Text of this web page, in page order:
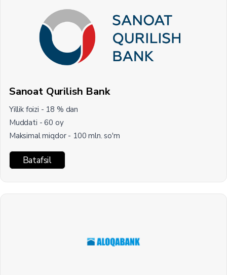
Sanoat Qurilish Bank
Yillik foizi - 18 % dan
Muddati - 60 oy
Maksimal miqdor - 100 mln. so'm
Batafsil